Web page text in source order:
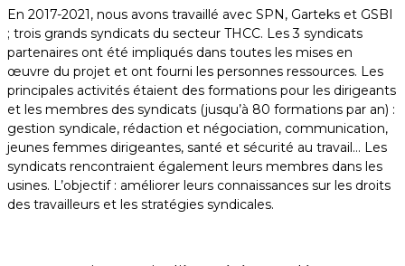
En 2017-2021, nous avons travaillé avec SPN, Garteks et GSBI
; trois grands syndicats du secteur THCC. Les 3 syndicats
partenaires ont été impliqués dans toutes les mises en
œuvre du projet et ont fourni les personnes ressources. Les
principales activités étaient des formations pour les dirigeants
et les membres des syndicats (jusqu’à 80 formations par an) :
gestion syndicale, rédaction et négociation, communication,
jeunes femmes dirigeantes, santé et sécurité au travail… Les
syndicats rencontraient également leurs membres dans les
usines. L’objectif : améliorer leurs connaissances sur les droits
des travailleurs et les stratégies syndicales.